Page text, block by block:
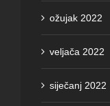
ožujak 2022
veljača 2022
siječanj 2022